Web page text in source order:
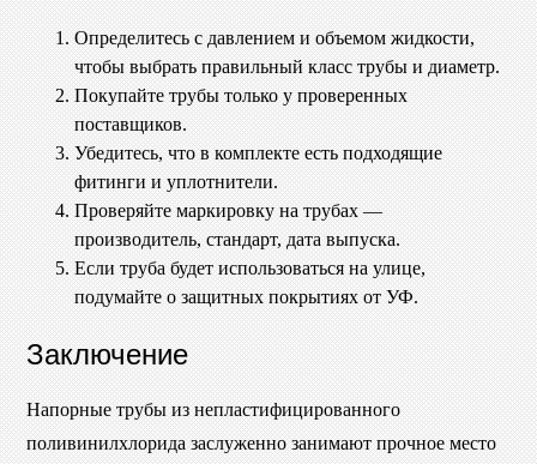
Определитесь с давлением и объемом жидкости,
чтобы выбрать правильный класс трубы и диаметр.
Покупайте трубы только у проверенных
поставщиков.
Убедитесь, что в комплекте есть подходящие
фитинги и уплотнители.
Проверяйте маркировку на трубах —
производитель, стандарт, дата выпуска.
Если труба будет использоваться на улице,
подумайте о защитных покрытиях от УФ.
Заключение
Напорные трубы из непластифицированного
поливинилхлорида заслуженно занимают прочное место